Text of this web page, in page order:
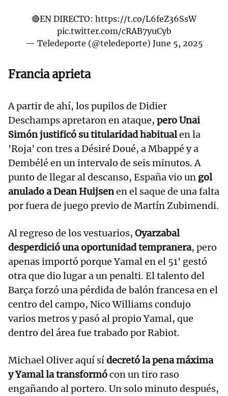
🔴EN DIRECTO: https://t.co/L6feZ36SsW
pic.twitter.com/cRAB7yuCyb
— Teledeporte (@teledeporte) June 5, 2025
Francia aprieta
A partir de ahí, los pupilos de Didier
Deschamps apretaron en ataque, pero Unai
Simón justificó su titularidad habitualen la
'Roja' con tres a Désiré Doué, a Mbappé y a
Dembélé en un intervalo de seis minutos. A
punto de llegar al descanso, España vio un gol
anulado a Dean Huijsenen el saque de una falta
por fuera de juego previo de Martín Zubimendi.
Al regreso de los vestuarios, Oyarzabal
desperdició una oportunidad tempranera, pero
apenas importó porque Yamal en el 51' gestó
otra que dio lugar a un penalti. El talento del
Barça forzó una pérdida de balón francesa en el
centro del campo, Nico Williams condujo
varios metros y pasó al propio Yamal, que
dentro del área fue trabado por Rabiot.
Michael Oliver aquí sídecretó la pena máxima
y Yamal la transformócon un tiro raso
engañando al portero. Un solo minuto después,